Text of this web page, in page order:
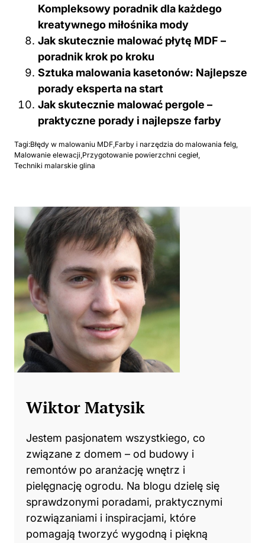
Kompleksowy poradnik dla każdego
kreatywnego miłośnika mody
Jak skutecznie malować płytę MDF –
poradnik krok po kroku
Sztuka malowania kasetonów: Najlepsze
porady eksperta na start
Jak skutecznie malować pergole –
praktyczne porady i najlepsze farby
Tagi:Błędy w malowaniu MDF,Farby i narzędzia do malowania felg,
Malowanie elewacji,Przygotowanie powierzchni cegieł,
Techniki malarskie glina
Wiktor Matysik
Jestem pasjonatem wszystkiego, co
związane z domem – od budowy i
remontów po aranżację wnętrz i
pielęgnację ogrodu. Na blogu dzielę się
sprawdzonymi poradami, praktycznymi
rozwiązaniami i inspiracjami, które
pomagają tworzyć wygodną i piękną